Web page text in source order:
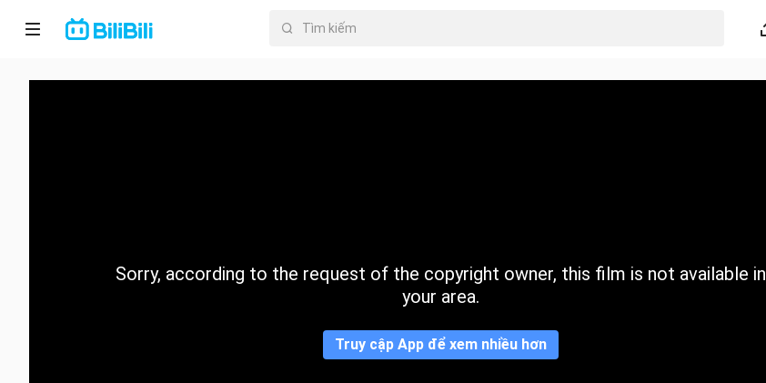
Trang chủ
Sorry, according to the request of the copyright owner, this film is not available in
your area.
Truy cập App để xem nhiều hơn